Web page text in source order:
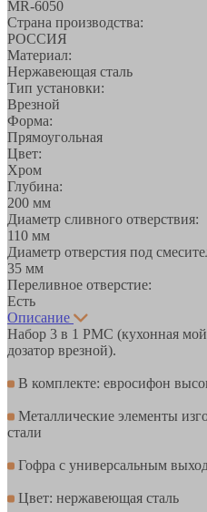
MR-6050
Страна производства:
РОССИЯ
Материал:
Нержавеющая сталь
Тип установки:
Врезной
Форма:
Прямоугольная
Цвет:
Хром
Глубина:
200 мм
Диаметр сливного отверствия:
110 мм
Диаметр отверстия под
35 мм
Переливное отверстие:
Есть
Описание
Набор 3 в 1 РМС (кухонная
дозатор врезной).
В комплекте: евросифон
Металлические элементы
стали
Гофра с универсальным
Цвет: нержавеющая сталь